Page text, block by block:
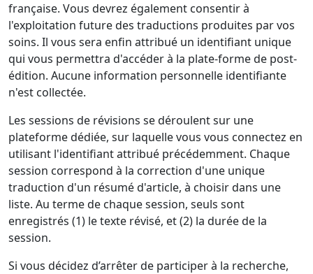
française. Vous devrez également consentir à
l'exploitation future des traductions produites par vos
soins. Il vous sera enfin attribué un identifiant unique
qui vous permettra d'accéder à la plate-forme de post-
édition. Aucune information personnelle identifiante
n'est collectée.
Les sessions de révisions se déroulent sur une
plateforme dédiée, sur laquelle vous vous connectez en
utilisant l'identifiant attribué précédemment. Chaque
session correspond à la correction d'une unique
traduction d'un résumé d'article, à choisir dans une
liste. Au terme de chaque session, seuls sont
enregistrés (1) le texte révisé, et (2) la durée de la
session.
Si vous décidez d’arrêter de participer à la recherche,